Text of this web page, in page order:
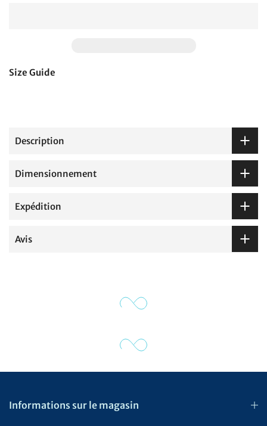
Size Guide
Description
Dimensionnement
Expédition
Avis
Informations sur le magasin